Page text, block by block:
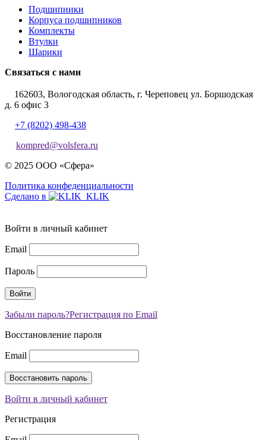
Подшипники
Корпуса подшипников
Комплекты
Втулки
Шарики
Связаться с нами
162603, Вологодская область, г. Череповец ул. Боршодская
д. 6 офис 3
+7 (8202) 498-438
kompred@volsfera.ru
© 2025 ООО «Сфера»
Политика конфеденциальности
Сделано в
Войти в личный кабинет
Email
Пароль
Забыли пароль?Регистрация по Email
Восстановление пароля
Email
Войти в личный кабинет
Регистрация